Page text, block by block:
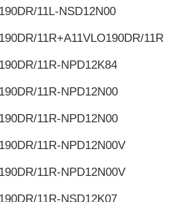
11L-NSD12N00
11R+A11VLO190DR/11R
11R-NPD12K84
11R-NPD12N00
11R-NPD12N00
11R-NPD12N00V
11R-NPD12N00V
11R-NSD12K07